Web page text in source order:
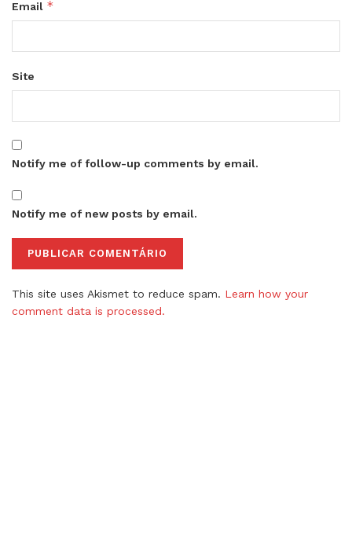
Email *
Site
Notify me of follow-up comments by email.
Notify me of new posts by email.
This site uses Akismet to reduce spam. Learn how your
comment data is processed.